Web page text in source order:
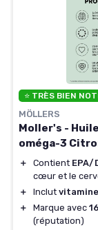
⭐ TRÈS BIEN
MÖLLERS
Moller's -
oméga-3
＋ Contient EPA/
cœur et le
＋
Inclut
＋
Marque avec
(réputation)